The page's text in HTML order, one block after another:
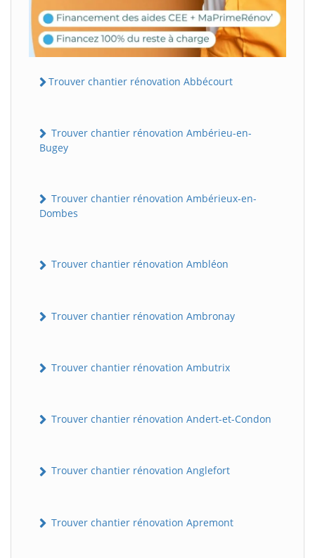
Trouver chantier rénovation Abbécourt
Trouver chantier rénovation Ambérieu-en-
Bugey
Trouver chantier rénovation Ambérieux-en-
Dombes
Trouver chantier rénovation Ambléon
Trouver chantier rénovation Ambronay
Trouver chantier rénovation Ambutrix
Trouver chantier rénovation Andert-et-Condon
Trouver chantier rénovation Anglefort
Trouver chantier rénovation Apremont